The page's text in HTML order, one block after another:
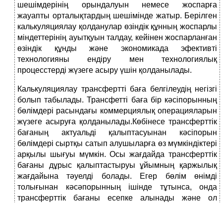
шешімдерінің орындалуын немесе жоспарға
жауапты орталықтардың шешімінде жатыр. Берілген
калькуляциялау қолданулар өзіндік құнның жоспарлы
міндеттерінің ауытқуын талдау, кейінен жоспарланған
өзіндік құнды және экономикада эфективті
технологияны ендіру мен технологиялық
процесстерді жүзеге асыру үшін қолданылады.
Калькуляциялау трансфертті баға белгілеудің негізгі
болып табылады. Трансфетті баға бір кәсіпорынның
бөлімдері расындағы коммерциялық операцияларын
жүзеге асыруға қолданылады.Көбінесе трансферттік
бағаның актуальді қалыптасуынан кәсіпорын
бөлімдері сыртқы сатып алушыларға өз мүмкіндіктері
арқылы шығуы мүмкін. Осы жағдайда трансферттік
бағаны дұрыс қалыптастыруы ұйымның қаржылық
жағдайына тәуелді болады. Егер бөлім өнімді
толығынан кәсәпорынның ішінде тұтынса, онда
трансферттік бағаны есепке алынады және ол